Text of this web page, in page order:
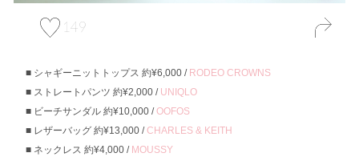
149
シャギーニットトップス 約¥6,000 / RODEO CROWNS
ストレートパンツ 約¥2,000 / UNIQLO
ビーチサンダル 約¥10,000 /OOFOS
レザーバッグ 約¥13,000 /CHARLES & KEITH
ネックレス 約¥4,000 / MOUSSY